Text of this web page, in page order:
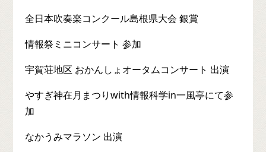
全日本吹奏楽コンクール島根県大会 銀賞
情報祭ミニコンサート 参加
宇賀荘地区 おかんしょオータムコンサート 出演
やすぎ神在月まつりwith情報科学in一風亭にて参
加
なかうみマラソン 出演